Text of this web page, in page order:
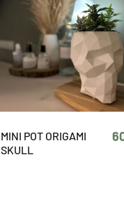
MINI POT ORIGAMI
SKULL